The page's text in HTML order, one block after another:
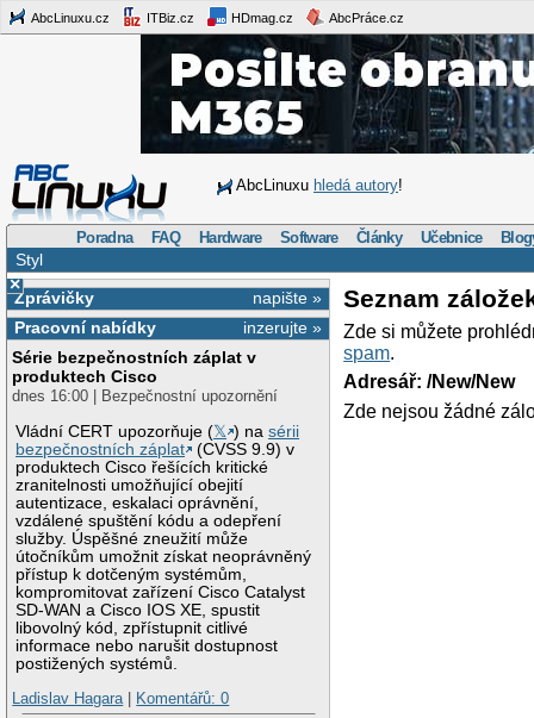
AbcLinuxu.cz ITBiz.cz HDmag.cz AbcPráce.cz
AbcLinuxu hledá autory!
Poradna FAQ Hardware Software Články Učebnice
Styl
×
napište »
Zprávičky
inzerujte »
Pracovní nabídky
Série bezpečnostních záplat v
produktech Cisco
dnes 16:00 | Bezpečnostní upozornění
Vládní CERT upozorňuje (𝕏 ) nasérii
bezpečnostních záplat
(CVSS 9.9) v
produktech Cisco řešících kritické
zranitelnosti umožňující obejití
autentizace, eskalaci oprávnění,
vzdálené spuštění kódu a odepření
služby. Úspěšné zneužití může
útočníkům umožnit získat neoprávněný
přístup k dotčeným systémům,
kompromitovat zařízení Cisco Catalyst
SD-WAN a Cisco IOS XE, spustit
libovolný kód, zpřístupnit citlivé
informace nebo narušit dostupnost
postižených systémů.
Ladislav Hagara| Komentářů: 0
Seznam
Zde si můžete
spam.
Adresář: /New/New
Zde nejsou žádné